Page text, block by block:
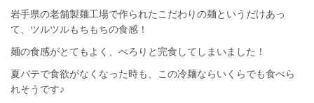
岩手県の老舗製麺工場で作られたこだわりの麺というだけあっ
て、ツルツルもちもちの食感！
麺の食感がとてもよく、ぺろりと完食してしまいました！
夏バテで食欲がなくなった時も、この冷麺ならいくらでも食べら
れそうです♪